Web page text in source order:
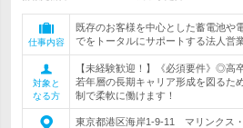
仕事内容
既存のお客様を中心とした蓄電池や
でをトータルにサポートする法人営
対象と
なる方
【未経験歓迎！】《必須要件》◎
若年層の長期キャリア形成を図るた
制で柔軟に働けます！
東京都港区海岸1-9-11 マリンクス